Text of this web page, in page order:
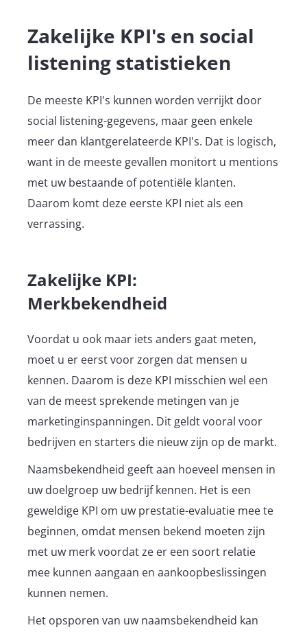
Zakelijke KPI's en social
listening statistieken
De meeste KPI's kunnen worden verrijkt door
social listening-gegevens, maar geen enkele
meer dan klantgerelateerde KPI's. Dat is logisch,
want in de meeste gevallen monitort u mentions
met uw bestaande of potentiële klanten.
Daarom komt deze eerste KPI niet als een
verrassing.
Zakelijke KPI:
Merkbekendheid
Voordat u ook maar iets anders gaat meten,
moet u er eerst voor zorgen dat mensen u
kennen. Daarom is deze KPI misschien wel een
van de meest sprekende metingen van je
marketinginspanningen. Dit geldt vooral voor
bedrijven en starters die nieuw zijn op de markt.
Naamsbekendheid geeft aan hoeveel mensen in
uw doelgroep uw bedrijf kennen. Het is een
geweldige KPI om uw prestatie-evaluatie mee te
beginnen, omdat mensen bekend moeten zijn
met uw merk voordat ze er een soort relatie
mee kunnen aangaan en aankoopbeslissingen
kunnen nemen.
Het opsporen van uw naamsbekendheid kan